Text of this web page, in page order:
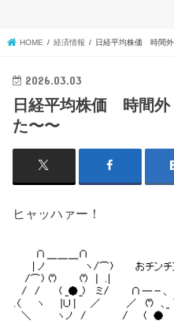
HOME 経済情報 日経平均株価 時間
2026.03.03
日経平均株価 時間
た〜〜
ヒャッハァー！